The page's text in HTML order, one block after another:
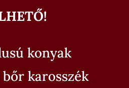
konyak
karosszék